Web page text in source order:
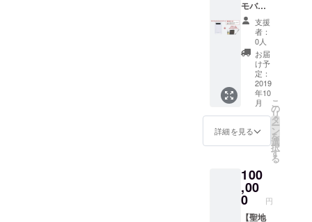
DMでの
質問回
答（1
回）】
）
※Twitter
DMでの
質問回
答をご
希望の
場合
は、ア
にご記
入下さ
い。
モバイ
ルバッ
テ
リー】
＋
10,000
円コー
スと同
じもの
（ 【お
礼メー
ル】
【オリ
ジナル
【オリ
ジナル
ボール
ペン】
【メー
支援
者：
0人
お届
け予
定：
2019
年10
月
詳細を見る
こ
の
リ
タ
ー
ン
を
選
択
す
る
100
,00
0 円
【聖地